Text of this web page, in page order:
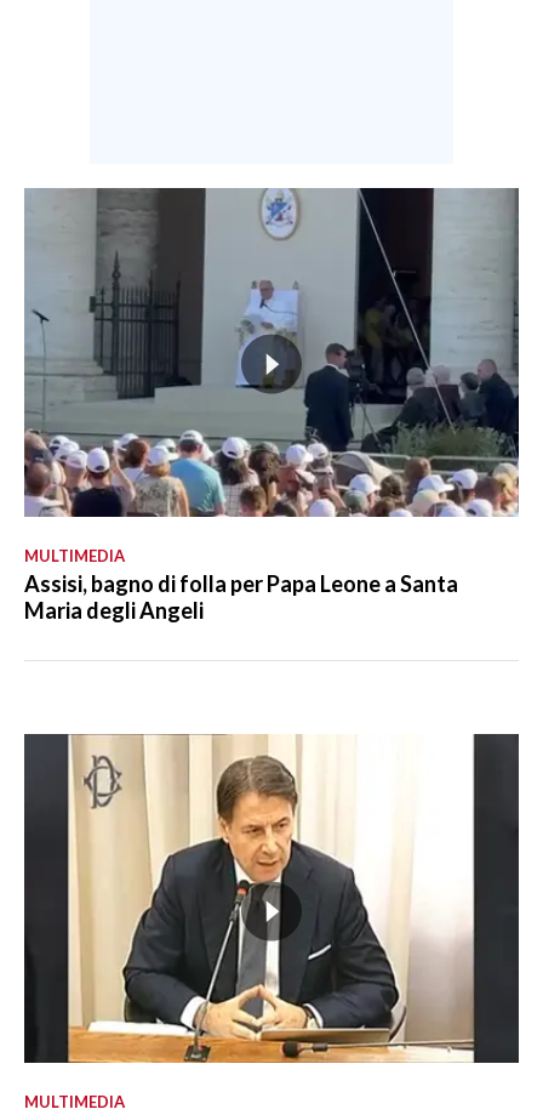
MULTIMEDIA
Assisi, bagno di folla per Papa Leone a Santa
Maria degli Angeli
MULTIMEDIA